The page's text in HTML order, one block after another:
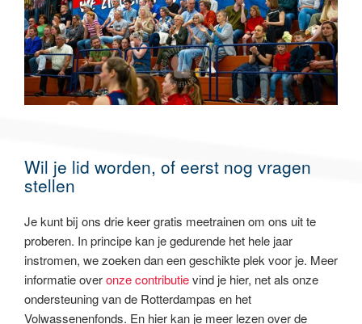
Wil je lid worden, of eerst nog vragen
stellen
Je kunt bij ons drie keer gratis meetrainen om ons uit te
proberen. In principe kan je gedurende het hele jaar
instromen, we zoeken dan een geschikte plek voor je. Meer
informatie overonze contributievind je hier, net als onze
ondersteuning van de Rotterdampas en het
Volwassenenfonds. En hier kan je meer lezen over de